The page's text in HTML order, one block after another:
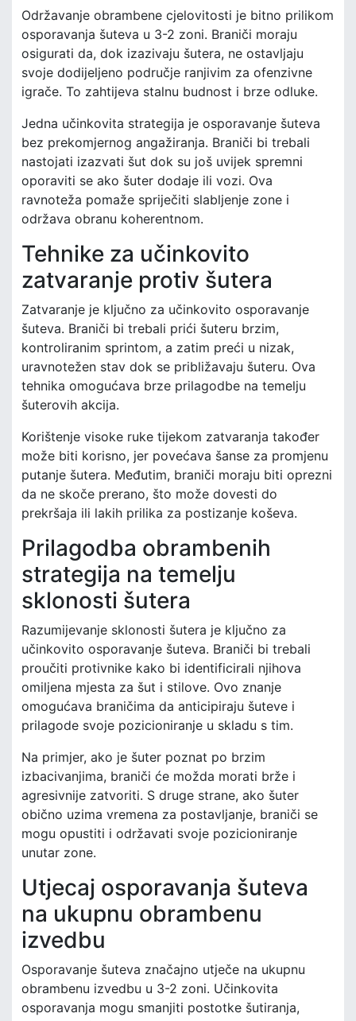
Održavanje obrambene cjelovitosti je bitno prilikom
osporavanja šuteva u 3-2 zoni. Braniči moraju
osigurati da, dok izazivaju šutera, ne ostavljaju
svoje dodijeljeno područje ranjivim za ofenzivne
igrače. To zahtijeva stalnu budnost i brze odluke.
Jedna učinkovita strategija je osporavanje šuteva
bez prekomjernog angažiranja. Braniči bi trebali
nastojati izazvati šut dok su još uvijek spremni
oporaviti se ako šuter dodaje ili vozi. Ova
ravnoteža pomaže spriječiti slabljenje zone i
održava obranu koherentnom.
Tehnike za učinkovito
zatvaranje protiv šutera
Zatvaranje je ključno za učinkovito osporavanje
šuteva. Braniči bi trebali prići šuteru brzim,
kontroliranim sprintom, a zatim preći u nizak,
uravnotežen stav dok se približavaju šuteru. Ova
tehnika omogućava brze prilagodbe na temelju
šuterovih akcija.
Korištenje visoke ruke tijekom zatvaranja također
može biti korisno, jer povećava šanse za promjenu
putanje šutera. Međutim, braniči moraju biti oprezni
da ne skoče prerano, što može dovesti do
prekršaja ili lakih prilika za postizanje koševa.
Prilagodba obrambenih
strategija na temelju
sklonosti šutera
Razumijevanje sklonosti šutera je ključno za
učinkovito osporavanje šuteva. Braniči bi trebali
proučiti protivnike kako bi identificirali njihova
omiljena mjesta za šut i stilove. Ovo znanje
omogućava braničima da anticipiraju šuteve i
prilagode svoje pozicioniranje u skladu s tim.
Na primjer, ako je šuter poznat po brzim
izbacivanjima, braniči će možda morati brže i
agresivnije zatvoriti. S druge strane, ako šuter
obično uzima vremena za postavljanje, braniči se
mogu opustiti i održavati svoje pozicioniranje
unutar zone.
Utjecaj osporavanja šuteva
na ukupnu obrambenu
izvedbu
Osporavanje šuteva značajno utječe na ukupnu
obrambenu izvedbu u 3-2 zoni. Učinkovita
osporavanja mogu smanjiti postotke šutiranja,